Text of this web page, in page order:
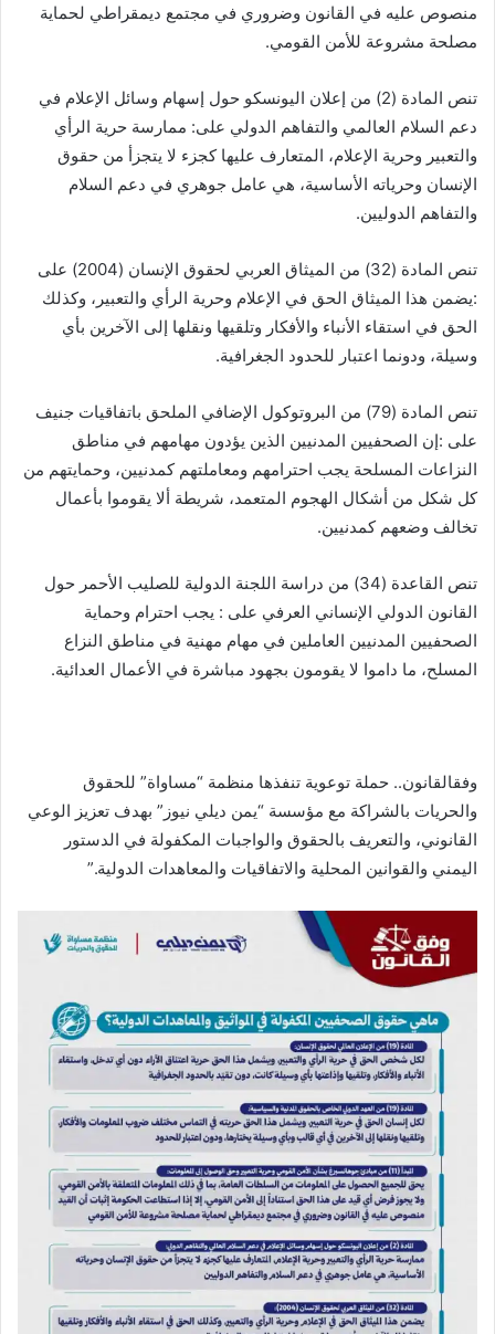
منصوص عليه في القانون وضروري في مجتمع ديمقراطي لحماية
مصلحة مشروعة للأمن القومي.
تنص المادة (2) من إعلان اليونسكو حول إسهام وسائل الإعلام في
دعم السلام العالمي والتفاهم الدولي على: ممارسة حرية الرأي
والتعبير وحرية الإعلام، المتعارف عليها كجزء لا يتجزأ من حقوق
الإنسان وحرياته الأساسية، هي عامل جوهري في دعم السلام
والتفاهم الدوليين.
تنص المادة (32) من الميثاق العربي لحقوق الإنسان (2004) على
:يضمن هذا الميثاق الحق في الإعلام وحرية الرأي والتعبير، وكذلك
الحق في استقاء الأنباء والأفكار وتلقيها ونقلها إلى الآخرين بأي
وسيلة، ودونما اعتبار للحدود الجغرافية.
تنص المادة (79) من البروتوكول الإضافي الملحق باتفاقيات جنيف
على :إن الصحفيين المدنيين الذين يؤدون مهامهم في مناطق
النزاعات المسلحة يجب احترامهم ومعاملتهم كمدنيين، وحمايتهم من
كل شكل من أشكال الهجوم المتعمد، شريطة ألا يقوموا بأعمال
تخالف وضعهم كمدنيين.
تنص القاعدة (34) من دراسة اللجنة الدولية للصليب الأحمر حول
القانون الدولي الإنساني العرفي على : يجب احترام وحماية
الصحفيين المدنيين العاملين في مهام مهنية في مناطق النزاع
المسلح، ما داموا لا يقومون بجهود مباشرة في الأعمال العدائية.
وفقالقانون.. حملة توعوية تنفذها منظمة “مساواة” للحقوق
والحريات بالشراكة مع مؤسسة “يمن ديلي نيوز” بهدف تعزيز الوعي
القانوني، والتعريف بالحقوق والواجبات المكفولة في الدستور
اليمني والقوانين المحلية والاتفاقيات والمعاهدات الدولية.”